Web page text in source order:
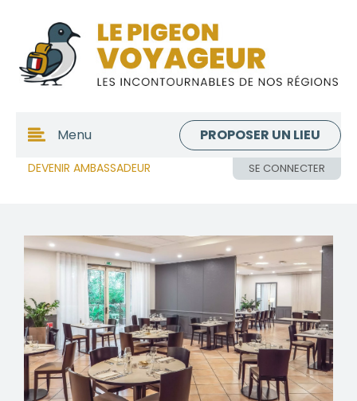
DEVENIR AMBASSADEUR SE CONNECTER
Menu PROPOSER UN LIEU